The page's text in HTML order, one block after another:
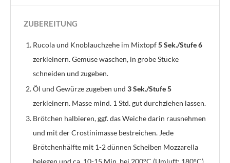
ZUBEREITUNG
Rucola und Knoblauchzehe im Mixtopf5 Sek./Stufe 6
zerkleinern. Gemüse waschen, in grobe Stücke
schneiden und zugeben.
Öl und Gewürze zugeben und 3 Sek./Stufe 5
zerkleinern. Masse mind. 1 Std. gut durchziehen lassen.
Brötchen halbieren, ggf. das Weiche darin rausnehmen
und mit der Crostinimasse bestreichen. Jede
Brötchenhälfte mit 1-2 dünnen Scheiben Mozzarella